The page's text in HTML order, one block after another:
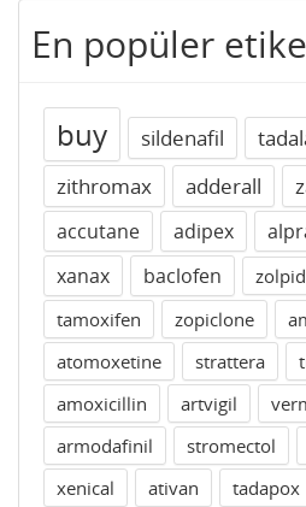
En popüler
buy sildenafil
zithromax
adderall
accutane
adipex
xanax
baclofen
tamoxifen
zopiclone
atomoxetine
strattera
amoxicillin
artvigil
armodafinil
stromectol
xenical
ativan tadapox